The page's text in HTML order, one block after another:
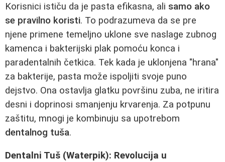
Korisnici ističu da je pasta efikasna, ali samo ako
se pravilno koristi. To podrazumeva da se pre
njene primene temeljno uklone sve naslage zubnog
kamenca i bakterijski plak pomoću konca i
paradentalnih četkica. Tek kada je uklonjena "hrana"
za bakterije, pasta može ispoljiti svoje puno
dejstvo. Ona ostavlja glatku površinu zuba, ne iritira
desni i doprinosi smanjenju krvarenja. Za potpunu
zaštitu, mnogi je kombinuju sa upotrebom
dentalnog tuša.
Dentalni Tuš (Waterpik): Revolucija u